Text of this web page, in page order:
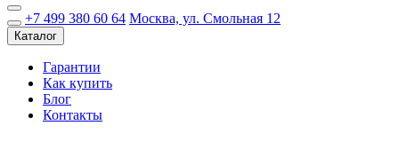
+7 499 380 60 64 Москва, ул. Смольная 12
Каталог
Гарантии
Как купить
Блог
Контакты